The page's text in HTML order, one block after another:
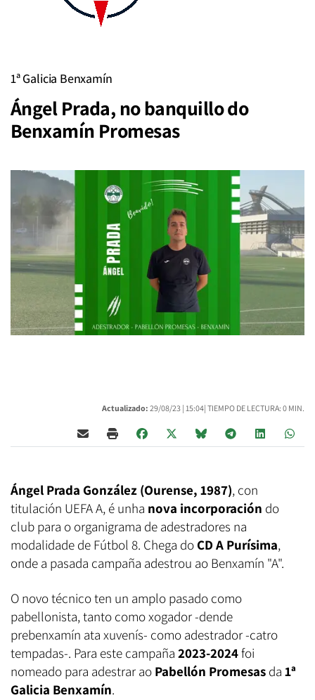
1ª Galicia Benxamín
Ángel Prada, no banquillo do
Benxamín Promesas
Actualizado: 29/08/23 | 15:04| TIEMPO DE LECTURA: 0 MIN.
Ángel Prada González (Ourense, 1987), con
titulación UEFA A, é unha nova incorporación do
club para o organigrama de adestradores na
modalidade de Fútbol 8. Chega do CD A Purísima,
onde a pasada campaña adestrou ao Benxamín "A".
O novo técnico ten un amplo pasado como
pabellonista, tanto como xogador -dende
prebenxamín ata xuvenís- como adestrador -catro
tempadas-. Para este campaña 2023-2024foi
nomeado para adestrar ao Pabellón Promesas da 1ª
Galicia Benxamín.